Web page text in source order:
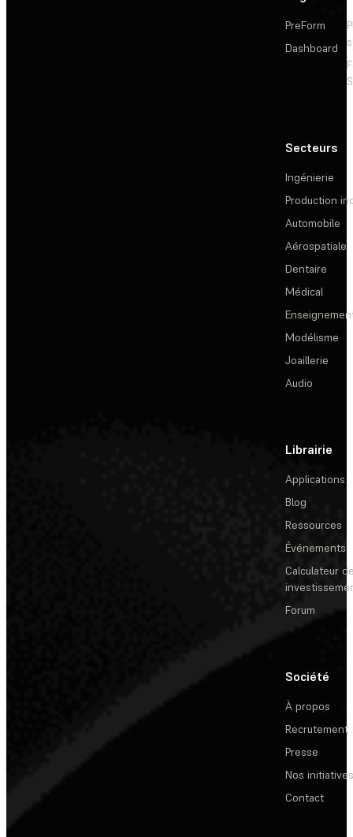
PreForm
Dashboard
Secteurs
Ingénierie
Production
Automobile
Aérospatiale
Dentaire
Médical
Modélisme
Joaillerie
Audio
Librairie
Applications
Blog
Ressources
Événements
Calculateur
Forum
Société
À propos
Recrutement
Presse
Nos initiatives
Contact